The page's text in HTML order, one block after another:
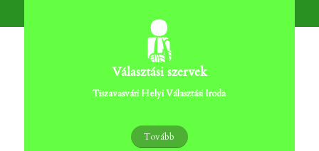
Választási szervek
Tiszavasvári Helyi Választási Iroda
Tovább